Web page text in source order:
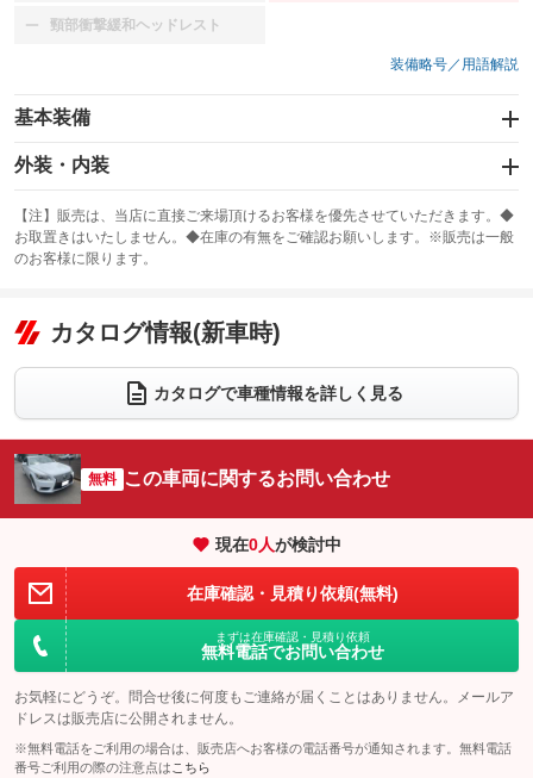
頸部衝撃緩和ヘッドレスト
：装備なし
装備略号／用語解説
基本装備
エアバッグ：運転席/助手席/サイド
：装備あり
：装備なし
サンルーフ
：装備なし ABS
リフトアップ
：装備なし
ダウンヒルアシストコントロール
パワーウィンドウ
：装備あり ：装備あり
アイドリングストップ
：装備なし
USB入力端子
：装備なし Bluetooth接続
クリーンディーゼル
：装備なし
センターデフロック
：装備なし
レンタカーアップ
：装備なし 展示・試乗車
電動格納ミラー
：装備なし
装備略号／用語解説
外装・内装
カーナビ：HDDナビ
：装備あり
TV
：装備なし
ビジュアル：-／DVD再生
：装備あり
革シート
：装備あり ハーフレザーシート
：装備なし
キーレス
：装備あり ：装備なし
HID(キセノンライト)
：装備あり
ETC
：装備なし
エアロ
：装備なし スマートキー
：装備あり
ローダウン
：装備なし ランフラットタイヤ
：装備なし
パワーシート
：装備あり ：装備なし
ベンチシート
：装備なし フルフラットシート
チップアップシート
：装備なし オットマン
：装備なし
【注】販売は、当店に直接ご来場頂けるお客様を優先させていただきます。◆
お取置きはいたしません。◆在庫の有無をご確認お願いします。※販売は一般
のお客様に限ります。
カタログ情報(新車時)
カタログで車種情報を詳しく見る
無料 この車両に関するお問い合わせ
現在0人が検討中
在庫確認・見積り依頼(無料)
まずは在庫確認・見積り依頼
無料電話でお問い合わせ
お気軽にどうぞ。問合せ後に何度もご連絡が届くことはありません。メールア
ドレスは販売店に公開されません。
※無料電話をご利用の場合は、販売店へお客様の電話番号が通知されます。無料電話
番号ご利用の際の注意点は こちら